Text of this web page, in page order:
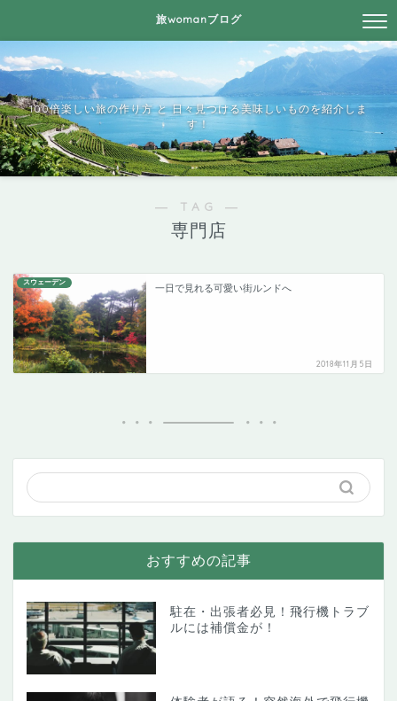
旅womanブログ
100倍楽しい旅の作り方 と 日々見つける美味しいものを紹介しま
す！
― TAG ―
専門店
スウェーデン
一日で見れる可愛い街ルンドへ
2018年11月5日
おすすめの記事
駐在・出張者必見！飛行機トラブ
ルには補償金が！